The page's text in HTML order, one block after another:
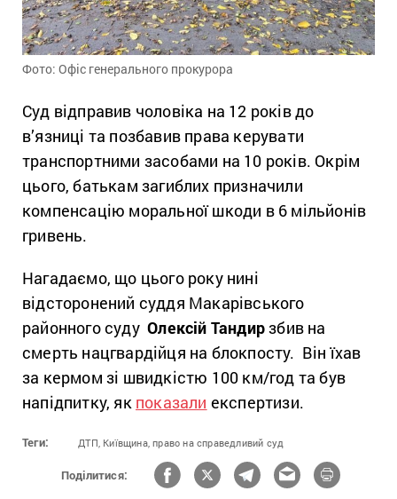
Фото: Офіс генерального прокурора
Суд відправив чоловіка на 12 років до
в’язниці та позбавив права керувати
транспортними засобами на 10 років. Окрім
цього, батькам загиблих призначили
компенсацію моральної шкоди в 6 мільйонів
гривень.
Нагадаємо, що цього року нині
відсторонений суддя Макарівського
районного судуОлексій Тандирзбив на
смерть нацгвардійця на блокпосту. Він їхав
за кермом зі швидкістю 100 км/год та був
напідпитку, як показали експертизи.
Теги: ДТП, Київщина, право на справедливий суд
Поділитися: